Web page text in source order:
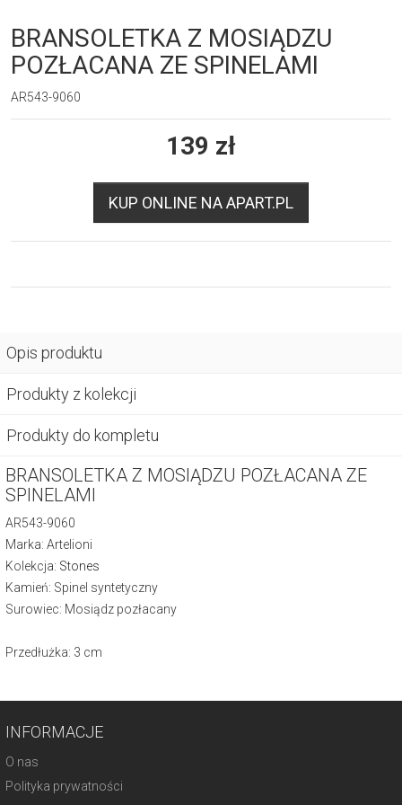
BRANSOLETKA Z MOSIĄDZU
POZŁACANA ZE SPINELAMI
AR543-9060
139 zł
KUP ONLINE NA APART.PL
Opis produktu
Produkty z kolekcji
Produkty do kompletu
BRANSOLETKA Z MOSIĄDZU POZŁACANA ZE
SPINELAMI
AR543-9060
Marka: Artelioni
Kolekcja: Stones
Kamień: Spinel syntetyczny
Surowiec: Mosiądz pozłacany
Przedłużka: 3 cm
INFORMACJE
O nas
Polityka prywatności